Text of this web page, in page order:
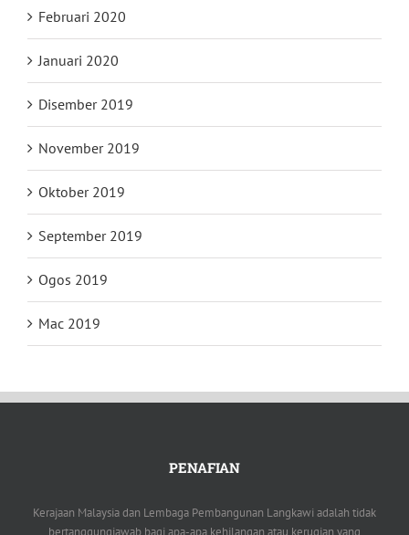
Februari 2020
Januari 2020
Disember 2019
November 2019
Oktober 2019
September 2019
Ogos 2019
Mac 2019
PENAFIAN
Kerajaan Malaysia dan Lembaga Pembangunan Langkawi adalah tidak
bertanggungjawab bagi apa-apa kehilangan atau kerugian yang